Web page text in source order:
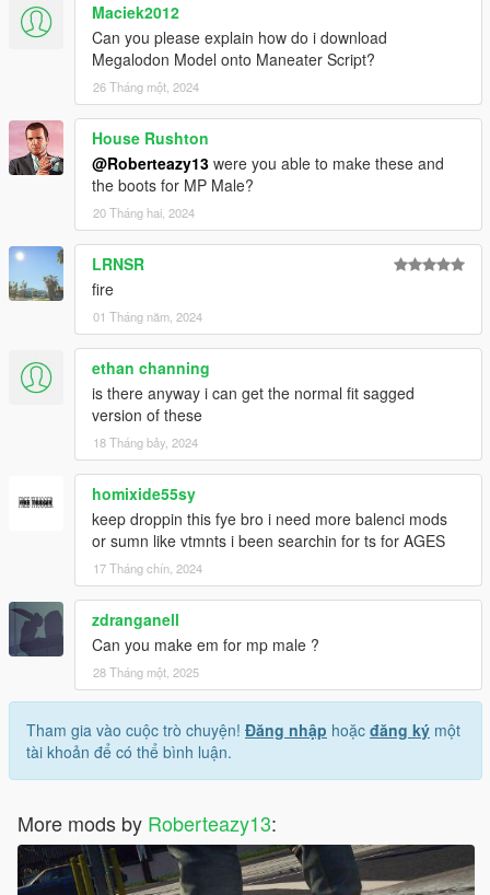
Maciek2012
Can you please explain how do i download
Megalodon Model onto Maneater Script?
26 Tháng một, 2024
House Rushton
@Roberteazy13 were you able to make these and
the boots for MP Male?
20 Tháng hai, 2024
LRNSR
fire
01 Tháng năm, 2024
ethan channing
is there anyway i can get the normal fit sagged
version of these
18 Tháng bảy, 2024
homixide55sy
keep droppin this fye bro i need more balenci mods
or sumn like vtmnts i been searchin for ts for AGES
17 Tháng chín, 2024
zdranganell
Can you make em for mp male ?
28 Tháng một, 2025
Tham gia vào cuộc trò chuyện! Đăng nhập hoặc đăng ký một
tài khoản để có thể bình luận.
More mods by Roberteazy13: